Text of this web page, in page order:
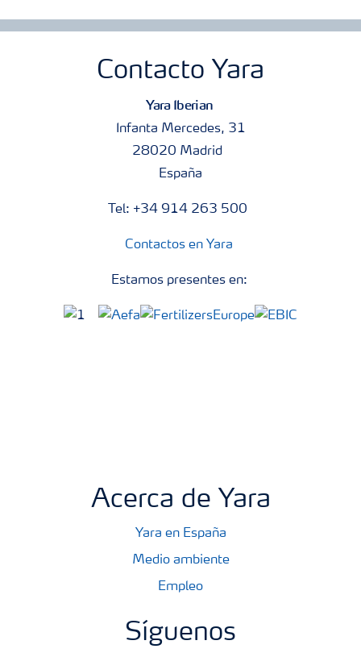
Contacto Yara
Yara Iberian
Infanta Mercedes, 31
28020 Madrid
España
Tel: +34 914 263 500
Contactos en Yara
Estamos presentes en:
Acerca de Yara
Yara en España
Medio ambiente
Empleo
Síguenos